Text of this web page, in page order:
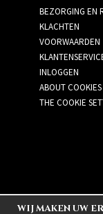
BEZORGING EN
KLACHTEN
VOORWAARDEN
INLOGGEN
ABOUT COOKIES
THE COOKIE
WIJ MAKEN UW